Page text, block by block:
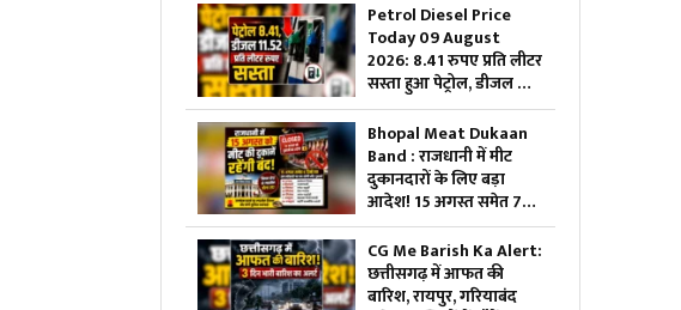
Petrol Diesel Price
Today 09 August
2026: 8.41 रुपए प्रति लीटर
सस्ता हुआ पेट्रोल, डीजल की
कीमतों में भी 11.52 रुपए की
कटौती, मिली राहत तो जनता
बोली- आ गए अच्छे दिन
Bhopal Meat Dukaan
Band : राजधानी में मीट
दुकानदारों के लिए बड़ा
आदेश! 15 अगस्त समेत 7
दिनों तक बंद रहेंगी दुकानें,
जानें कौन-कौन सी तारीखें
CG Me Barish Ka Alert:
छत्तीसगढ़ में आफत की
बारिश, रायपुर, गरियाबंद